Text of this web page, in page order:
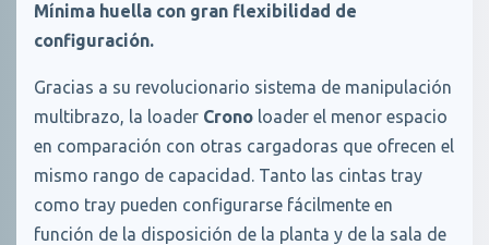
Mínima huella con gran flexibilidad de
configuración.
Gracias a su revolucionario sistema de manipulación
multibrazo, la loader Crono loader el menor espacio
en comparación con otras cargadoras que ofrecen el
mismo rango de capacidad. Tanto las cintas tray
como tray pueden configurarse fácilmente en
función de la disposición de la planta y de la sala de